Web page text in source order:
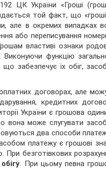
ЦК України «Гроші
той факт, що
але в окремих випадках
або переписування
властиві ознаки
Виконуючи функцію
що забезпечує їх обіг,
договорах, але
кредитних
України є грошова
вона може слугувати
два способи
платежу є грошові
безготівкових
. При цьому певна